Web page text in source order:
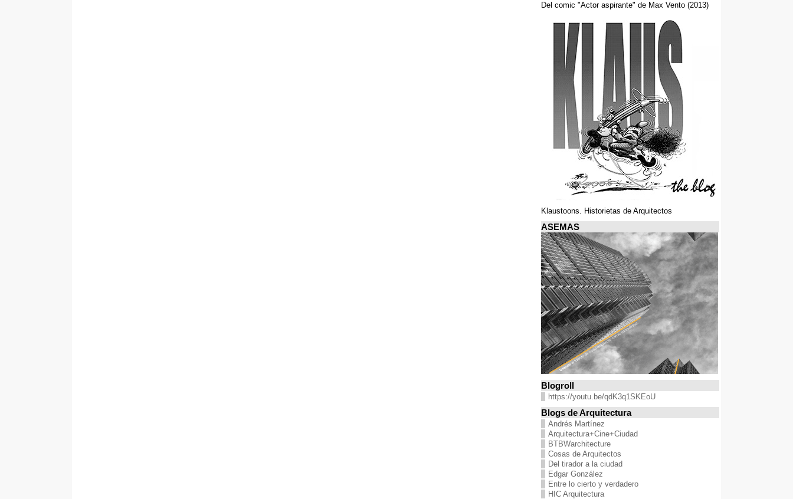
Del comic "Actor aspirante" de Max Vento (2013)
Klaustoons. Historietas de Arquitectos
ASEMAS
Blogroll
https://youtu.be/qdK3q1SKEoU
Blogs de Arquitectura
Andrés Martínez
Arquitectura+Cine+Ciudad
BTBWarchitecture
Cosas de Arquitectos
Del tirador a la ciudad
Edgar González
Entre lo cierto y verdadero
HIC Arquitectura